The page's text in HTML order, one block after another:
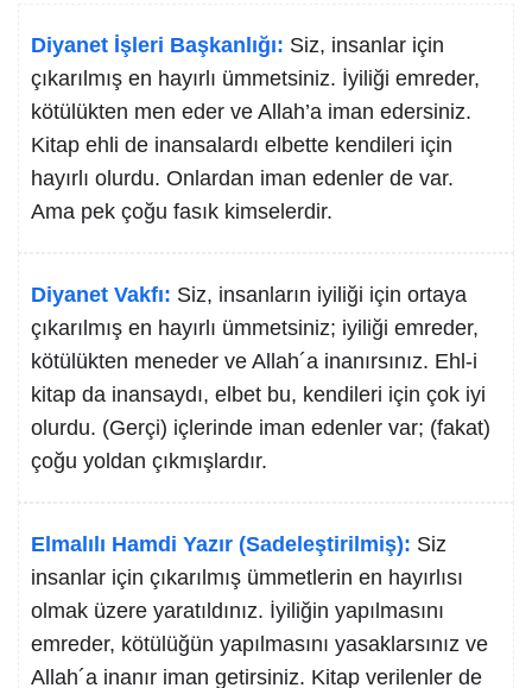
Diyanet İşleri Başkanlığı: Siz, insanlar için
çıkarılmış en hayırlı ümmetsiniz. İyiliği emreder,
kötülükten men eder ve Allah’a iman edersiniz.
Kitap ehli de inansalardı elbette kendileri için
hayırlı olurdu. Onlardan iman edenler de var.
Ama pek çoğu fasık kimselerdir.
Diyanet Vakfı: Siz, insanların iyiliği için ortaya
çıkarılmış en hayırlı ümmetsiniz; iyiliği emreder,
kötülükten meneder ve Allah´a inanırsınız. Ehl-i
kitap da inansaydı, elbet bu, kendileri için çok iyi
olurdu. (Gerçi) içlerinde iman edenler var; (fakat)
çoğu yoldan çıkmışlardır.
Elmalılı Hamdi Yazır (Sadeleştirilmiş): Siz
insanlar için çıkarılmış ümmetlerin en hayırlısı
olmak üzere yaratıldınız. İyiliğin yapılmasını
emreder, kötülüğün yapılmasını yasaklarsınız ve
Allah´a inanır iman getirsiniz. Kitap verilenler de